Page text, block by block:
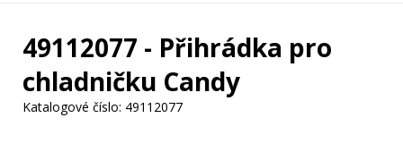
49112077 - Přihrádka pro
chladničku Candy
Katalogové číslo: 49112077